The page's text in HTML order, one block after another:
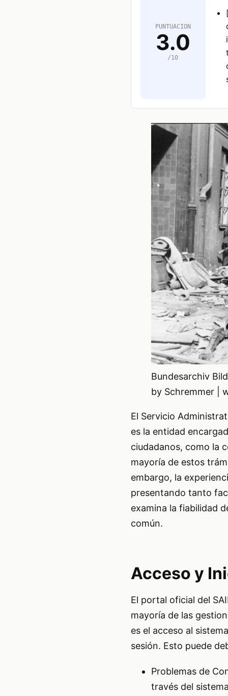
PUNTUACION
3.0
/10
Bundesarchiv
by Schremmer |
El Servicio
es la entidad
ciudadanos, como la
mayoría de estos
embargo, la
presentando tanto
examina la fiabilidad
común.
Acceso y
El portal oficial del
mayoría de las
es el acceso al
sesión. Esto puede
Problemas de
través del